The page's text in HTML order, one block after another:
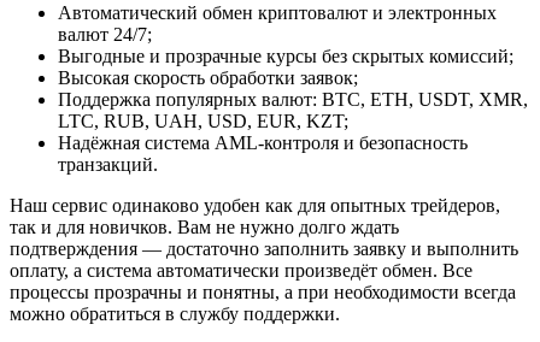
Автоматический обмен криптовалют и электронных
валют 24/7;
Выгодные и прозрачные курсы без скрытых комиссий;
Высокая скорость обработки заявок;
Поддержка популярных валют: BTC, ETH, USDT, XMR,
LTC, RUB, UAH, USD, EUR, KZT;
Надёжная система AML-контроля и безопасность
транзакций.
Наш сервис одинаково удобен как для опытных трейдеров,
так и для новичков. Вам не нужно долго ждать
подтверждения — достаточно заполнить заявку и выполнить
оплату, а система автоматически произведёт обмен. Все
процессы прозрачны и понятны, а при необходимости всегда
можно обратиться в службу поддержки.